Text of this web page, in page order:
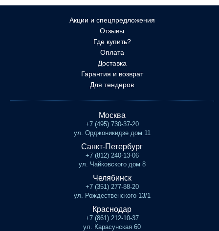
Акции и спецпредложения
Отзывы
Где купить?
Оплата
Доставка
Гарантия и возврат
Для тендеров
Москва
+7 (495) 730-37-20
ул. Орджоникидзе дом 11
Санкт-Петербург
+7 (812) 240-13-06
ул. Чайковского дом 8
Челябинск
+7 (351) 277-88-20
ул. Рождественского 13/1
Краснодар
+7 (861) 212-10-37
ул. Карасунская 60